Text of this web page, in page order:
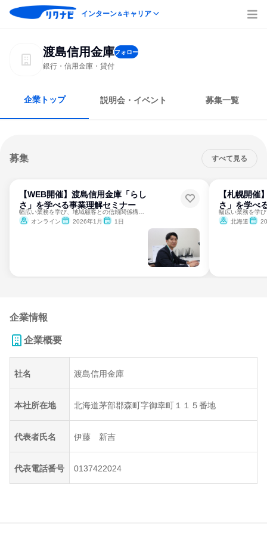
インターン＆キャリア
渡島信用金庫フォロー
銀行・信用金庫・貸付
企業トップ 説明会・イベント 募集一覧
募集 すべて見る
【WEB開催】渡島信用金庫「らし
さ」を学べる事業理解セミナー
オンライン
2026年1月 1日
【札幌開催
さ」を学べ
北海道
企業情報
企業概要
社名 渡島信用金庫
本社所在地 北海道茅部郡森町字御幸町１１５番地
代表者氏名 伊藤 新吉
代表電話番号 0137422024